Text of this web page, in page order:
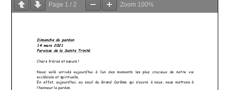
Page 1 /2 Zoom 100%